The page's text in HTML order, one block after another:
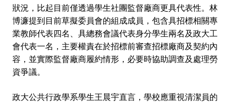
狀況，比起目前僅透過學生社團監督廠商更具代表性。林
博濂提到目前草擬委員會的組成成員，包含具招標相關專
業教師代表四名、具總務會議代表身分學生兩名及政大工
會代表一名，主要權責在於招標前審查招標廠商及契約內
容，並實際監督廠商履約情形，必要時協助調查及處理勞
資爭議。
政大公共行政學系學生王晨宇直言，學校應重視清潔員的